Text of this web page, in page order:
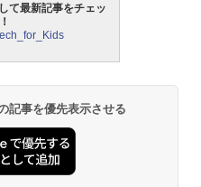
て最新記事をチェッ
記事を優先表示させる